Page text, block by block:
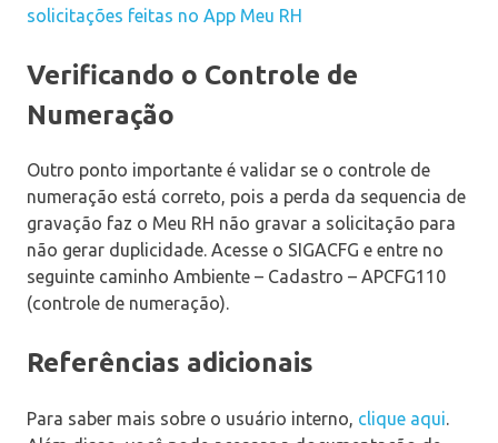
solicitações feitas no App Meu RH
Verificando o Controle de
Numeração
Outro ponto importante é validar se o controle de
numeração está correto, pois a perda da sequencia de
gravação faz o Meu RH não gravar a solicitação para
não gerar duplicidade. Acesse o SIGACFG e entre no
seguinte caminho Ambiente – Cadastro – APCFG110
(controle de numeração).
Referências adicionais
Para saber mais sobre o usuário interno, clique aqui.